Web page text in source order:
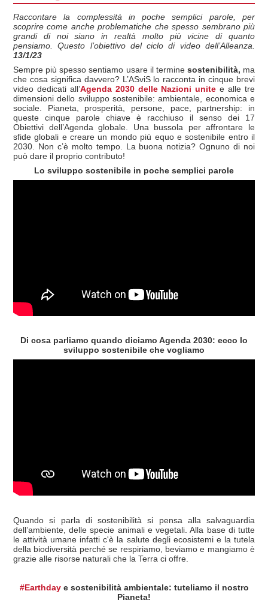
Raccontare la complessità in poche semplici parole, per
scoprire come anche problematiche che spesso sembrano più
grandi di noi siano in realtà molto più vicine di quanto
pensiamo. Questo l’obiettivo del ciclo di video dell’Alleanza.
13/1/23
Sempre più spesso sentiamo usare il termine sostenibilità, ma
che cosa significa davvero? L’ASviS lo racconta in cinque brevi
video dedicati all’Agenda 2030 delle Nazioni unite e alle tre
dimensioni dello sviluppo sostenibile: ambientale, economica e
sociale. Pianeta, prosperità, persone, pace, partnership: in
queste cinque parole chiave è racchiuso il senso dei 17
Obiettivi dell’Agenda globale. Una bussola per affrontare le
sfide globali e creare un mondo più equo e sostenibile entro il
2030. Non c’è molto tempo. La buona notizia? Ognuno di noi
può dare il proprio contributo!
Lo sviluppo sostenibile in poche semplici parole
Di cosa parliamo quando diciamo Agenda 2030: ecco lo
sviluppo sostenibile che vogliamo
Quando si parla di sostenibilità si pensa alla salvaguardia
dell’ambiente, delle specie animali e vegetali. Alla base di tutte
le attività umane infatti c'è la salute degli ecosistemi e la tutela
della biodiversità perché se respiriamo, beviamo e mangiamo è
grazie alle risorse naturali che la Terra ci offre.
#Earthdaye sostenibilità ambientale: tuteliamo il nostro
Pianeta!